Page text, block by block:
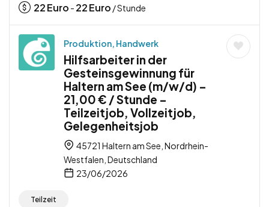
22Euro - 22Euro / Stunde
Produktion, Handwerk
Hilfsarbeiter in der
Gesteinsgewinnung für
Haltern am See (m/w/d) –
21,00 € / Stunde –
Teilzeitjob, Vollzeitjob,
Gelegenheitsjob
45721 Haltern am See, Nordrhein-
Westfalen, Deutschland
23/06/2026
Teilzeit